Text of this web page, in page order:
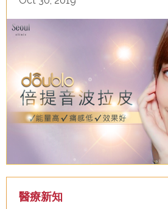
醫療新知